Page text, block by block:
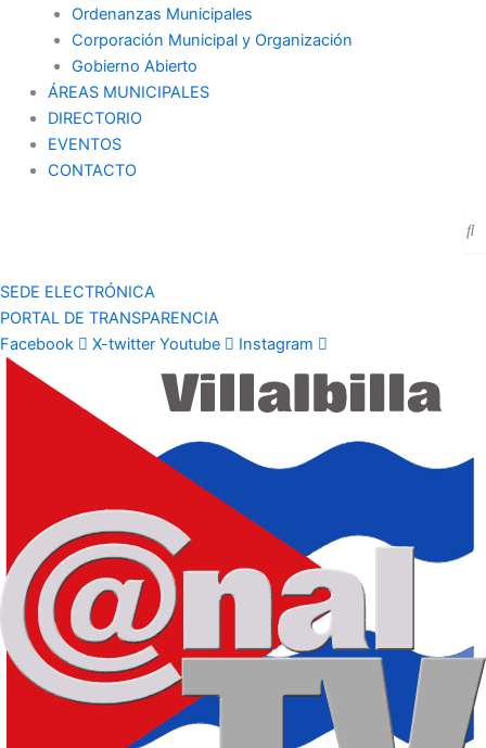
Ordenanzas Municipales
Corporación Municipal y Organización
Gobierno Abierto
ÁREAS MUNICIPALES
DIRECTORIO
EVENTOS
CONTACTO
SEDE ELECTRÓNICA
PORTAL DE TRANSPARENCIA
Facebook
X-twitter Youtube Instagram